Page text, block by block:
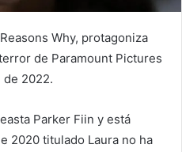
Why, protagoniza
de Paramount Pictures
2022.
Parker Fiin y está
2020 titulado Laura no ha